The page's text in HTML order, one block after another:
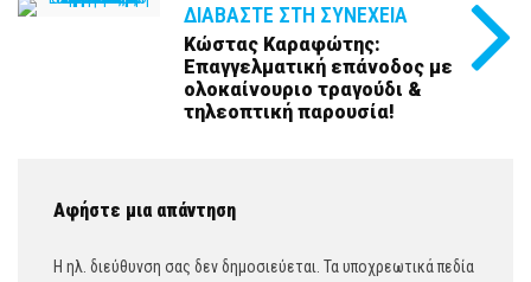
ΔΙΑΒΆΣΤΕ ΣΤΗ ΣΥΝΈΧΕΙΑ
Κώστας Καραφώτης:
Επαγγελματική επάνοδος με
ολοκαίνουριο τραγούδι &
τηλεοπτική παρουσία!
Αφήστε μια απάντηση
Η ηλ. διεύθυνση σας δεν δημοσιεύεται. Τα υποχρεωτικά πεδία